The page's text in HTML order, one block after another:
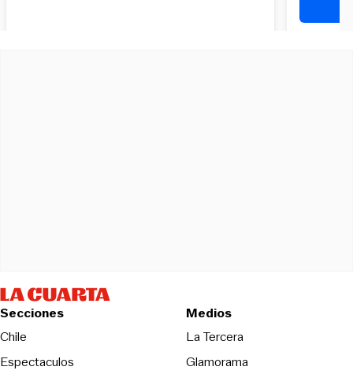
Secciones
Chile
Espectaculos
Medios
La TerceraOpens in new
Glamorama